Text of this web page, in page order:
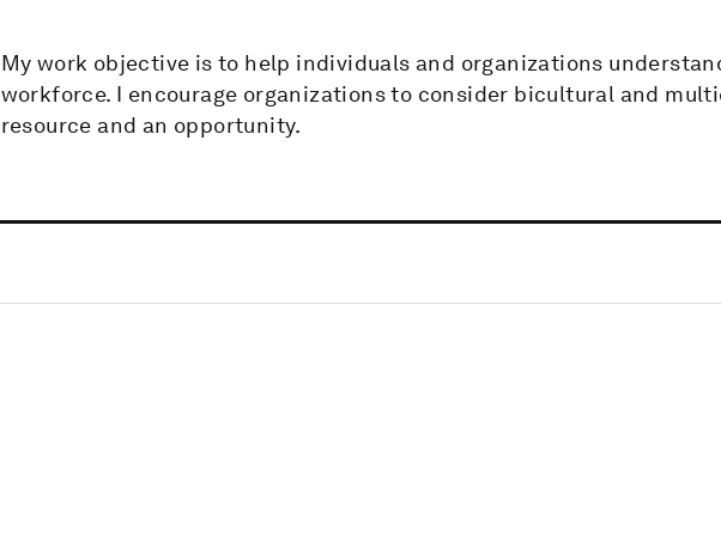
My work objective is to help individuals and organizations
workforce. I encourage organizations to consider bicultural and
resource and an opportunity.